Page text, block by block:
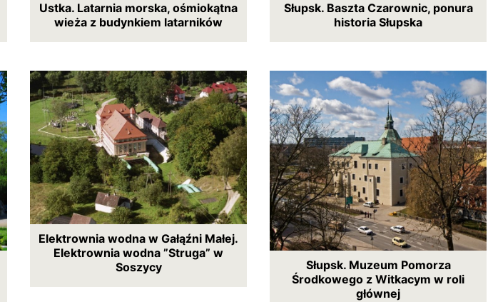
Ustka. Latarnia morska, ośmiokątna
wieża z budynkiem latarników
Słupsk. Baszta Czarownic, ponura
historia Słupska
Elektrownia wodna w Gałąźni Małej.
Elektrownia wodna ”Struga” w
Soszycy
Słupsk. Muzeum Pomorza
Środkowego z Witkacym w roli
głównej